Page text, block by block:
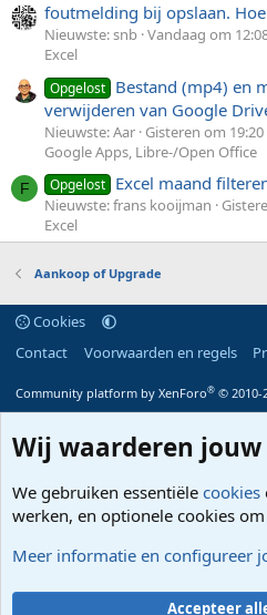
foutmelding bij opslaan.
Nieuwste: snb Vandaag om
Excel
Opgelost Bestand (mp4) en
verwijderen van Google
Nieuwste: Aar Gisteren om 19:20
Google Apps, Libre-/Open Office
F Opgelost Excel maand
Nieuwste: frans kooijman
Excel
Aankoop of Upgrade
Cookies
Contact
Voorwaarden en regels
Community platform by XenForo® © 2010-
Wij waarderen
We gebruiken essentiële cookies
werken, en optionele cookies
Meer informatie en configureer
Accepteer